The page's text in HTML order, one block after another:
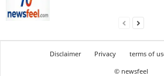
Disclaimer Privacy terms of
© newsfeel